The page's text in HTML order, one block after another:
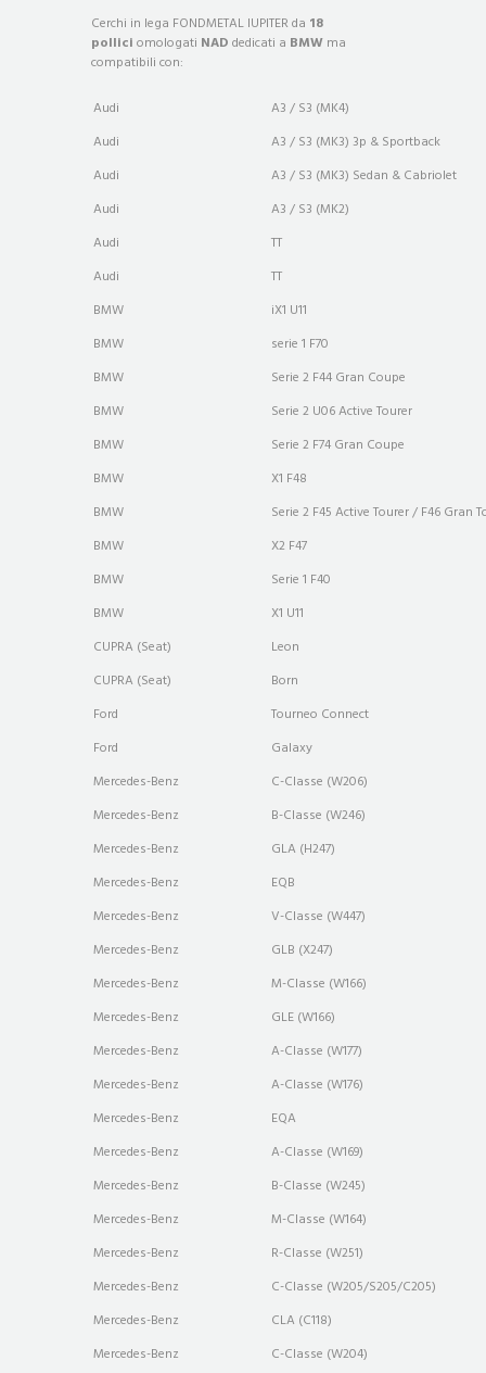
Cerchi in lega FONDMETAL IUPITER da 18
pollici omologati NAD dedicati a BMW ma
compatibili con:
Audi
A3 / S3 (MK4)
Audi
A3 / S3 (MK3) 3p & Sportback
Audi
A3 / S3 (MK3) Sedan & Cabriolet
Audi
A3 / S3 (MK2)
Audi
TT
Audi
TT
BMW
iX1 U11
BMW
serie 1 F70
BMW
Serie 2 F44 Gran Coupe
BMW
Serie 2 U06 Active Tourer
BMW
Serie 2 F74 Gran Coupe
BMW
X1 F48
BMW
Serie 2 F45 Active Tourer / F46 Gran
BMW
X2 F47
BMW
Serie 1 F40
BMW
X1 U11
CUPRA (Seat)
Leon
CUPRA (Seat)
Born
Ford
Tourneo Connect
Ford
Galaxy
Mercedes-Benz
C-Classe (W206)
Mercedes-Benz
B-Classe (W246)
Mercedes-Benz
GLA (H247)
Mercedes-Benz
EQB
Mercedes-Benz
V-Classe (W447)
Mercedes-Benz
GLB (X247)
Mercedes-Benz
M-Classe (W166)
Mercedes-Benz
GLE (W166)
Mercedes-Benz
A-Classe (W177)
Mercedes-Benz
A-Classe (W176)
Mercedes-Benz
EQA
Mercedes-Benz
A-Classe (W169)
Mercedes-Benz
B-Classe (W245)
Mercedes-Benz
M-Classe (W164)
Mercedes-Benz
R-Classe (W251)
Mercedes-Benz
C-Classe (W205/S205/C205)
Mercedes-Benz
CLA (C118)
Mercedes-Benz
C-Classe (W204)